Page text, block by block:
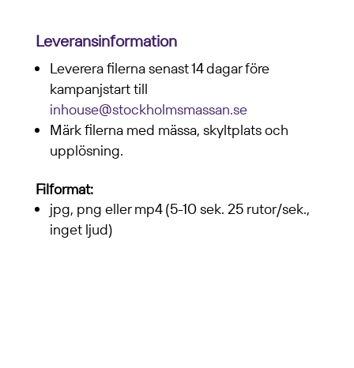
Leveransinformation
Leverera filerna senast 14 dagar före
kampanjstart till
inhouse@stockholmsmassan.se
Märk filerna med mässa, skyltplats och
upplösning.
Filformat:
jpg, png eller mp4 (5-10 sek. 25 rutor/sek.,
inget ljud)